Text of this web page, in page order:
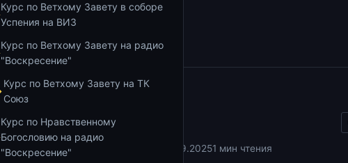
Курс по Ветхому Завету в соборе
Успения на ВИЗ
Курс по Ветхому Завету на радио
"Воскресение"
Курс по Ветхому Завету на ТК
Союз
Курс по Нравственному
Богословию на радио
"Воскресение"
Добавить в избранное
Главная
Апостольское свидетельство 30.09.20251 мин чтения